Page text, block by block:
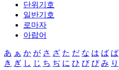
단위기호
일반기호
로마자
아랍어
あ ぁ か が さ ざ た だ な は ば ぱ
き ぎ し じ ち ぢ に ひ び ぴ み り